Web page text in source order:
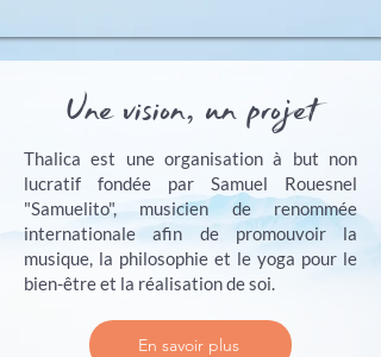
Une vision, un projet
Thalica est une organisation à but non
lucratif fondée par Samuel Rouesnel
"Samuelito", musicien de renommée
internationale afin de promouvoir la
musique, la philosophie et le yoga pour le
bien-être et la réalisation de soi.
En savoir plus